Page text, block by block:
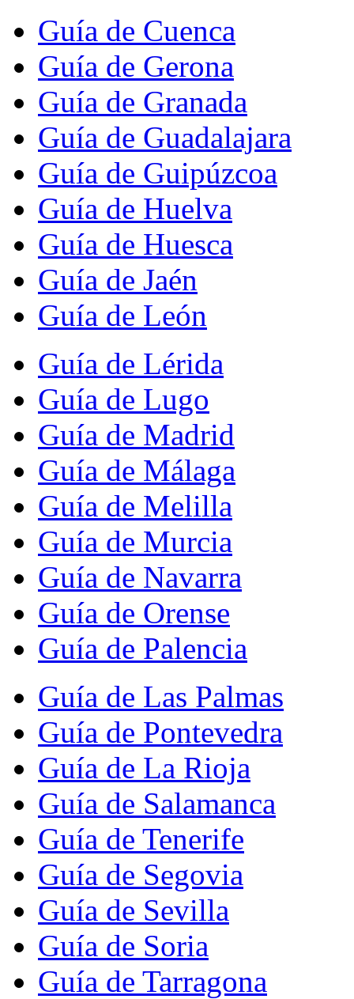
Guía de Cuenca
Guía de Gerona
Guía de Granada
Guía de Guadalajara
Guía de Guipúzcoa
Guía de Huelva
Guía de Huesca
Guía de Jaén
Guía de León
Guía de Lérida
Guía de Lugo
Guía de Madrid
Guía de Málaga
Guía de Melilla
Guía de Murcia
Guía de Navarra
Guía de Orense
Guía de Palencia
Guía de Las Palmas
Guía de Pontevedra
Guía de La Rioja
Guía de Salamanca
Guía de Tenerife
Guía de Segovia
Guía de Sevilla
Guía de Soria
Guía de Tarragona